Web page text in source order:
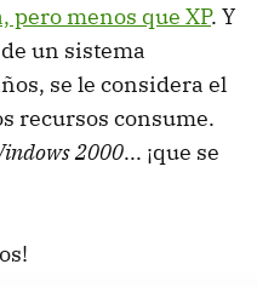
pero menos que XP. Y
un sistema
se le considera el
recursos consume.
2000... ¡que se